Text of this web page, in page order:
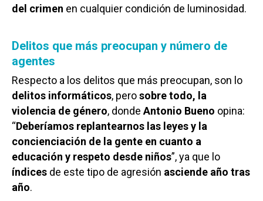
del crimen en cualquier condición de luminosidad.
Delitos que más preocupan y número de
agentes
Respecto a los delitos que más preocupan, son lo
delitos informáticos, perosobre todo, la
violencia de género, donde Antonio Bueno opina:
“Deberíamos replantearnos las leyes y la
concienciación de la gente en cuanto a
educación y respeto desde niños”, ya que lo
índices de este tipo de agresión asciende año tras
año.